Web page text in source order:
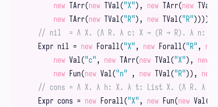
new TArr(new TVal("X"), new TArr(new TVal(
new TArr(new TVal("R"), new TVal("R"
// nil  = Λ X. (Λ R. λ c: X → (R → R). λ n:
    Expr nil =
new Forall("X", new Forall("R", new
new Val("c", new TArr(new TVal("X"), new
new Fun(new Val("n" , new TVal("R")), new
// cons = Λ X. λ h: X. λ t: List X. (Λ R. λ
    Expr cons =
new Forall("X", new Fun(new Val(